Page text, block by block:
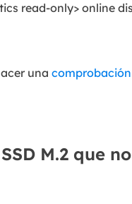
read-only> online
una
M.2 que